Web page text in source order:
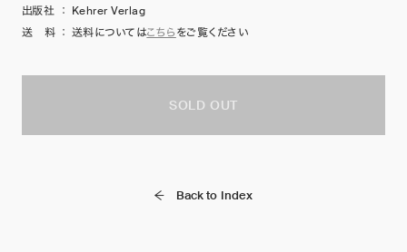
出版社 ： Kehrer Verlag
送 料 ： 送料についてはこちらをご覧ください
SOLD OUT
Back to Index